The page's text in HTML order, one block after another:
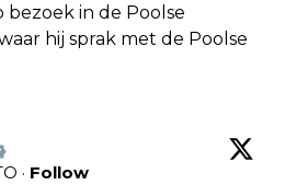
bezoek in de Poolse
hij sprak met de Poolse
· Follow